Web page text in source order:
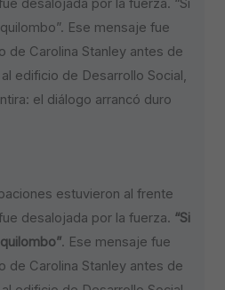
desalojada por la fuerza. “Si
Ese mensaje fue
de Carolina Stanley antes de
edificio de Desarrollo Social,
el diálogo arrancó duro
estuvieron al frente
desalojada por la fuerza. “Si
. Ese mensaje fue
de Carolina Stanley antes de